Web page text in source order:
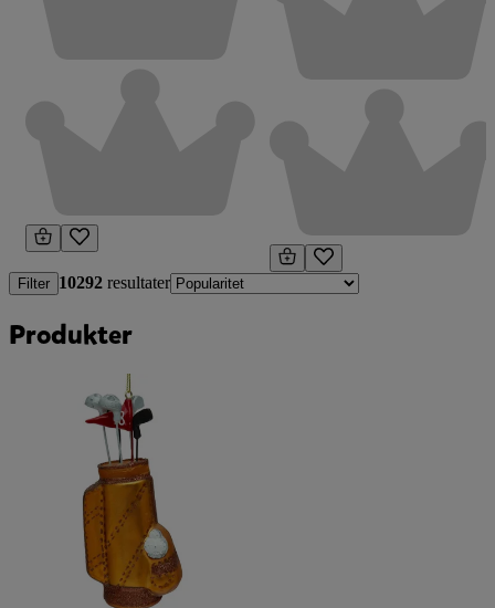
Filter 10292 resultater
Produkter